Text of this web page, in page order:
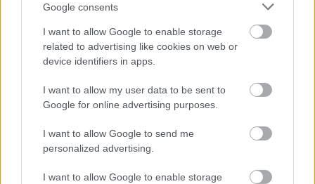
Google consents
I want to allow Google to enable storage
related to advertising like cookies on web or
device identifiers in apps.
I want to allow my user data to be sent to
Google for online advertising purposes.
I want to allow Google to send me
personalized advertising.
I want to allow Google to enable storage
A virtuális függöny ezen a héten is kedden és
csütörtökön libben fel a képernyők előtt, a heti
menü: Perelj, Uram! és A fösvény.